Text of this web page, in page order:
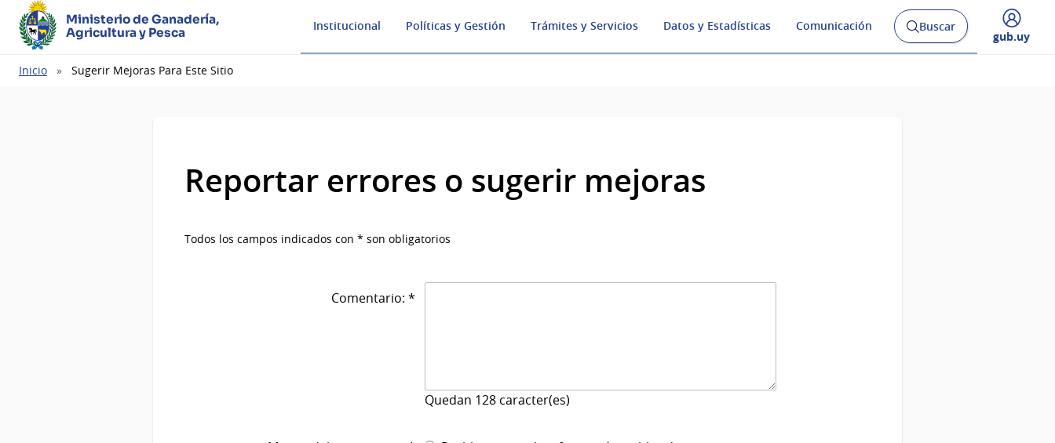
Ministerio de Ganadería,
Agricultura y Pesca
Institucional Políticas y Gestión Trámites y Servicios Datos y Estadísticas Comunicación
Abrir
buscador
Buscar
Desplegar
gub.uy
Ruta
Inicio Sugerir Mejoras Para Este Sitio
Reportar errores o sugerir mejoras
Todos los campos indicados con * son obligatorios
Comentario: *
Quedan 128 caracter(es)